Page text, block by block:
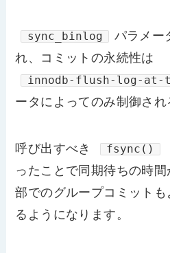
sync_binlog
パラメー
れ、コミットの永続性は
innodb-flush-log-at-
ータによってのみ制御され
呼び出すべき fsync()
ったことで同期待ちの時
部でのグループコミット
るようになります。